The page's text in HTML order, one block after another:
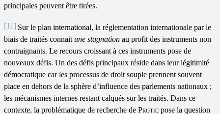
principales peuvent être tirées.
[11] Sur le plan international, la réglementation internationale par le
biais de traités connait une stagnation au profit des instruments non
contraignants. Le recours croissant à ces instruments pose de
nouveaux défis. Un des défis principaux réside dans leur légitimité
démocratique car les processus de droit souple prennent souvent
place en dehors de la sphère d’influence des parlements nationaux ;
les mécanismes internes restant calqués sur les traités. Dans ce
contexte, la problématique de recherche de Protic pose la question